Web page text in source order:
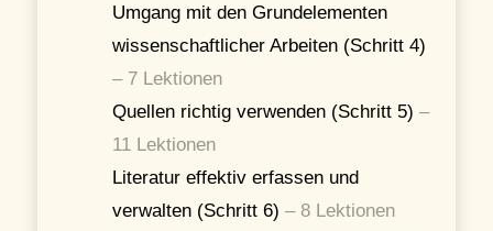
Umgang mit den Grundelementen
wissenschaftlicher Arbeiten (Schritt 4)
– 7 Lektionen
Quellen richtig verwenden (Schritt 5) –
11 Lektionen
Literatur effektiv erfassen und
verwalten (Schritt 6) – 8 Lektionen